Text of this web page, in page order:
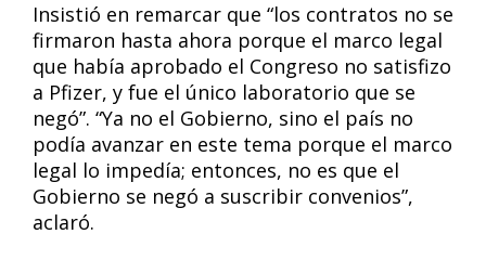
Insistió en remarcar que “los contratos no se
firmaron hasta ahora porque el marco legal
que había aprobado el Congreso no satisfizo
a Pfizer, y fue el único laboratorio que se
negó”. “Ya no el Gobierno, sino el país no
podía avanzar en este tema porque el marco
legal lo impedía; entonces, no es que el
Gobierno se negó a suscribir convenios”,
aclaró.